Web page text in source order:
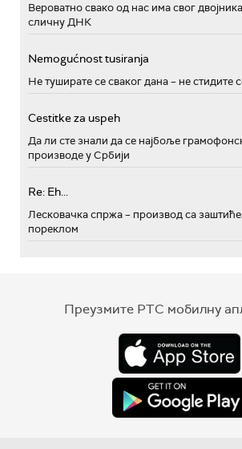
Вероватно свако од нас има свог
сличну ДНК
Nemogućnost tusiranja
Не туширате се сваког дана – не стидите
Cestitke za uspeh
Да ли сте знали да се најбоље
производе у Србији
Re: Eh...
Лесковачка спржа – производ са
пореклом
Преузмите РТС мобилну